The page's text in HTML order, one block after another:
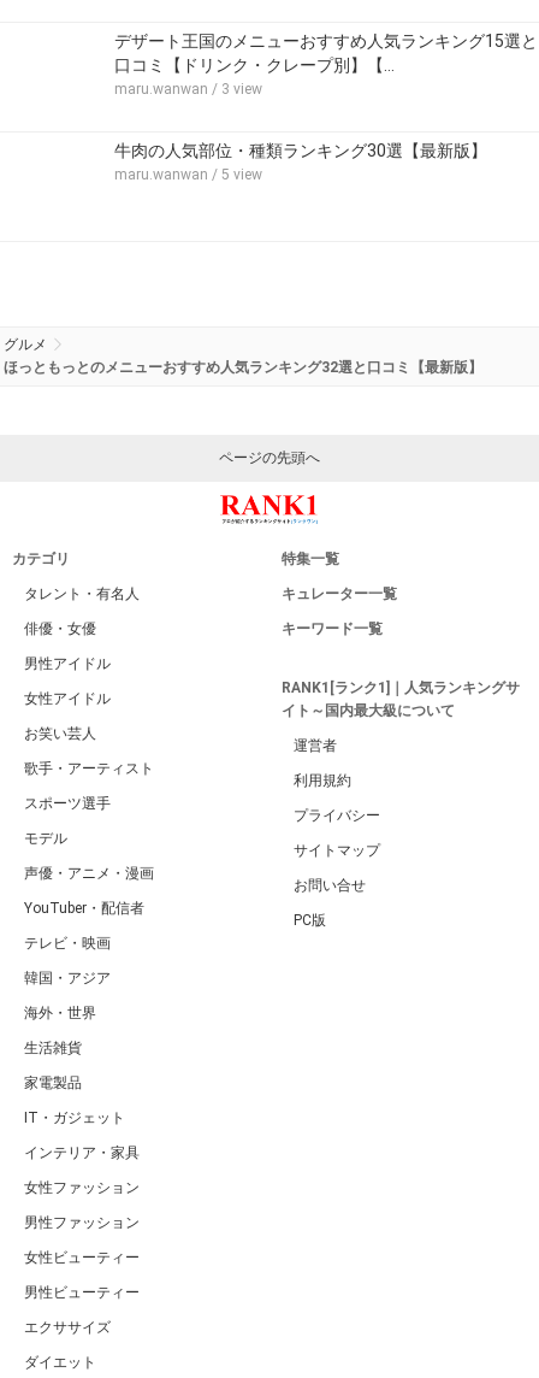
デザート王国のメニューおすすめ人気ランキング15選と
口コミ【ドリンク・クレープ別】【…
maru.wanwan / 3 view
牛肉の人気部位・種類ランキング30選【最新版】
maru.wanwan / 5 view
グルメ
ほっともっとのメニューおすすめ人気ランキング32選と口コミ【最新版】
ページの先頭へ
カテゴリ
タレント・有名人
俳優・女優
男性アイドル
女性アイドル
お笑い芸人
歌手・アーティスト
スポーツ選手
モデル
声優・アニメ・漫画
YouTuber・配信者
テレビ・映画
韓国・アジア
海外・世界
生活雑貨
家電製品
IT・ガジェット
インテリア・家具
女性ファッション
男性ファッション
女性ビューティー
男性ビューティー
エクササイズ
ダイエット
特集一覧
キュレーター一覧
キーワード一覧
RANK1[ランク1]｜人気ランキングサ
イト～国内最大級について
運営者
利用規約
プライバシー
サイトマップ
お問い合せ
PC版